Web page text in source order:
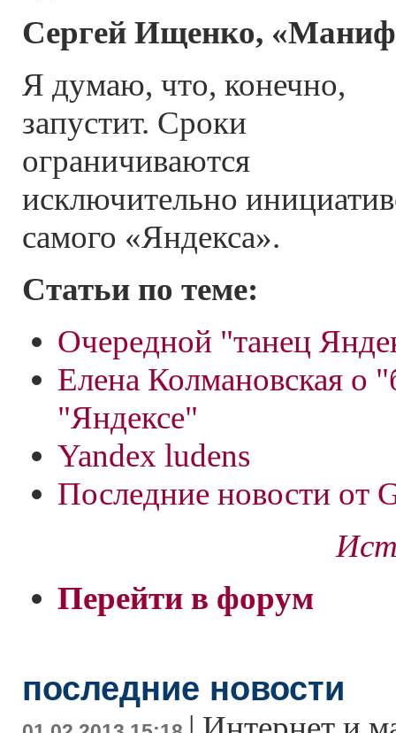
Сергей Ищенко,
Я думаю, что, конечно,
запустит. Сроки
ограничиваются
исключительно
самого «Яндекса».
Статьи по теме:
Очередной "танец
Елена Колмановская о
"Яндексе"
Yandex ludens
Последние новости от
Перейти в форум
последние новости